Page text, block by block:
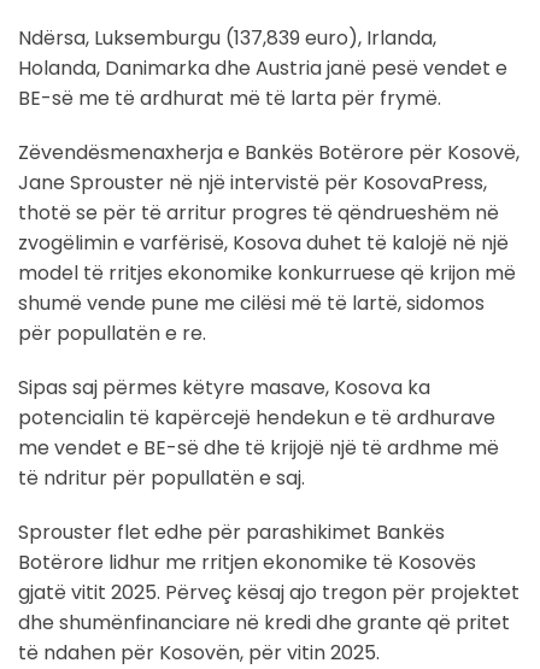
Ndërsa, Luksemburgu (137,839 euro), Irlanda,
Holanda, Danimarka dhe Austria janë pesë vendet e
BE-së me të ardhurat më të larta për frymë.
Zëvendësmenaxherja e Bankës Botërore për Kosovë,
Jane Sprouster në një intervistë për KosovaPress,
thotë se për të arritur progres të qëndrueshëm në
zvogëlimin e varfërisë, Kosova duhet të kalojë në një
model të rritjes ekonomike konkurruese që krijon më
shumë vende pune me cilësi më të lartë, sidomos
për popullatën e re.
Sipas saj përmes këtyre masave, Kosova ka
potencialin të kapërcejë hendekun e të ardhurave
me vendet e BE-së dhe të krijojë një të ardhme më
të ndritur për popullatën e saj.
Sprouster flet edhe për parashikimet Bankës
Botërore lidhur me rritjen ekonomike të Kosovës
gjatë vitit 2025. Përveç kësaj ajo tregon për projektet
dhe shumënfinanciare në kredi dhe grante që pritet
të ndahen për Kosovën, për vitin 2025.